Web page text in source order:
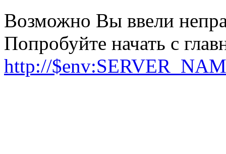
Возможно Вы ввели
Попробуйте начать с
http://